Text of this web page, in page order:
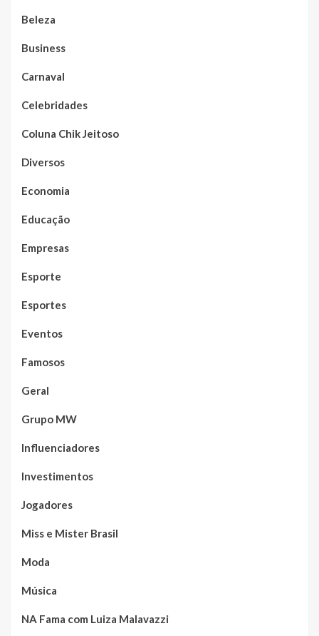
Beleza
Business
Carnaval
Celebridades
Coluna Chik Jeitoso
Diversos
Economia
Educação
Empresas
Esporte
Esportes
Eventos
Famosos
Geral
Grupo MW
Influenciadores
Investimentos
Jogadores
Miss e Mister Brasil
Moda
Música
NA Fama com Luiza Malavazzi